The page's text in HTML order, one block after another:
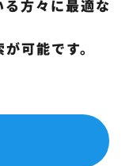
方々に最適な
可能です。